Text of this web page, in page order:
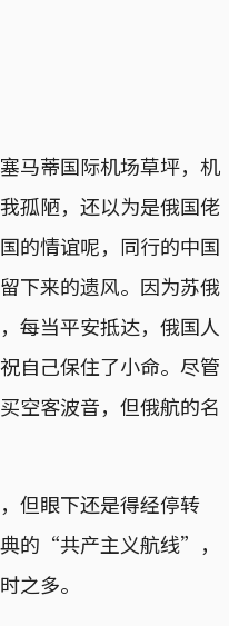
马蒂国际机场草坪，机
孤陋，还以为是俄国佬
的情谊呢，同行的中国
下来的遗风。因为苏俄
每当平安抵达，俄国人
自己保住了小命。尽管
空客波音，但俄航的名
但眼下还是得经停转
的“共产主义航线”，
之多。